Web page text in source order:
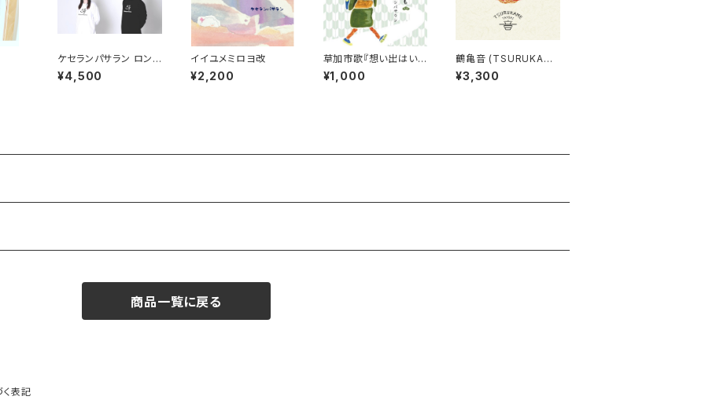
ケセランパサラン ロング
T
¥4,500
イイユメミロヨ改
¥2,200
草加市歌『想い出はいつ
も』
¥1,000
鶴亀音 (TSURUKAME
TAYORI) NEW ALBU
M [2021,01,01]
¥3,300
商品一覧に戻る
表記